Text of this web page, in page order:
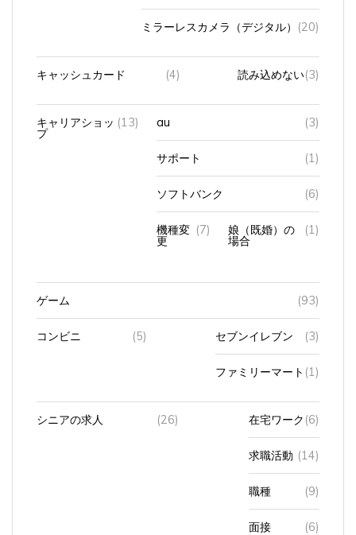
ミラーレスカメラ（デジタル） (20)
キャッシュカード (4) 読み込めない(3)
キャリアショッ
プ
(13) au (3)
サポート (1)
ソフトバンク (6)
機種変
更
(7) 娘（既婚）の
場合
(1)
ゲーム (93)
コンビニ (5) セブンイレブン (3)
ファミリーマート (1)
シニアの求人 (26) 在宅ワーク (6)
求職活動 (14)
職種 (9)
面接 (6)